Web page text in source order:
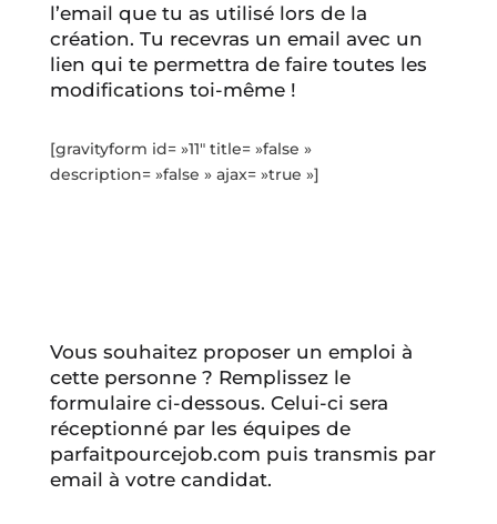
l’email que tu as utilisé lors de la
création. Tu recevras un email avec un
lien qui te permettra de faire toutes les
modifications toi-même !
[gravityform id= »11″ title= »false »
description= »false » ajax= »true »]
Vous souhaitez proposer un emploi à
cette personne ? Remplissez le
formulaire ci-dessous. Celui-ci sera
réceptionné par les équipes de
parfaitpourcejob.com puis transmis par
email à votre candidat.